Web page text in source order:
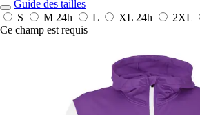
Guide des tailles
S
M 24h L XL 24h 2XL
Ce champ est requis